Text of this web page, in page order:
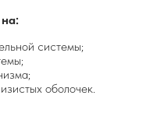
системы;
оболочек.